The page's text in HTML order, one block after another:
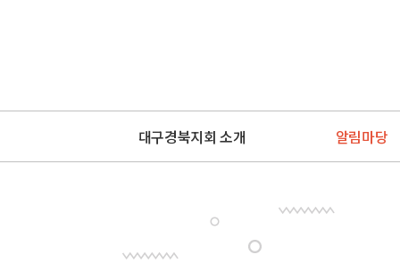
대구경북지회 소개 알림마당